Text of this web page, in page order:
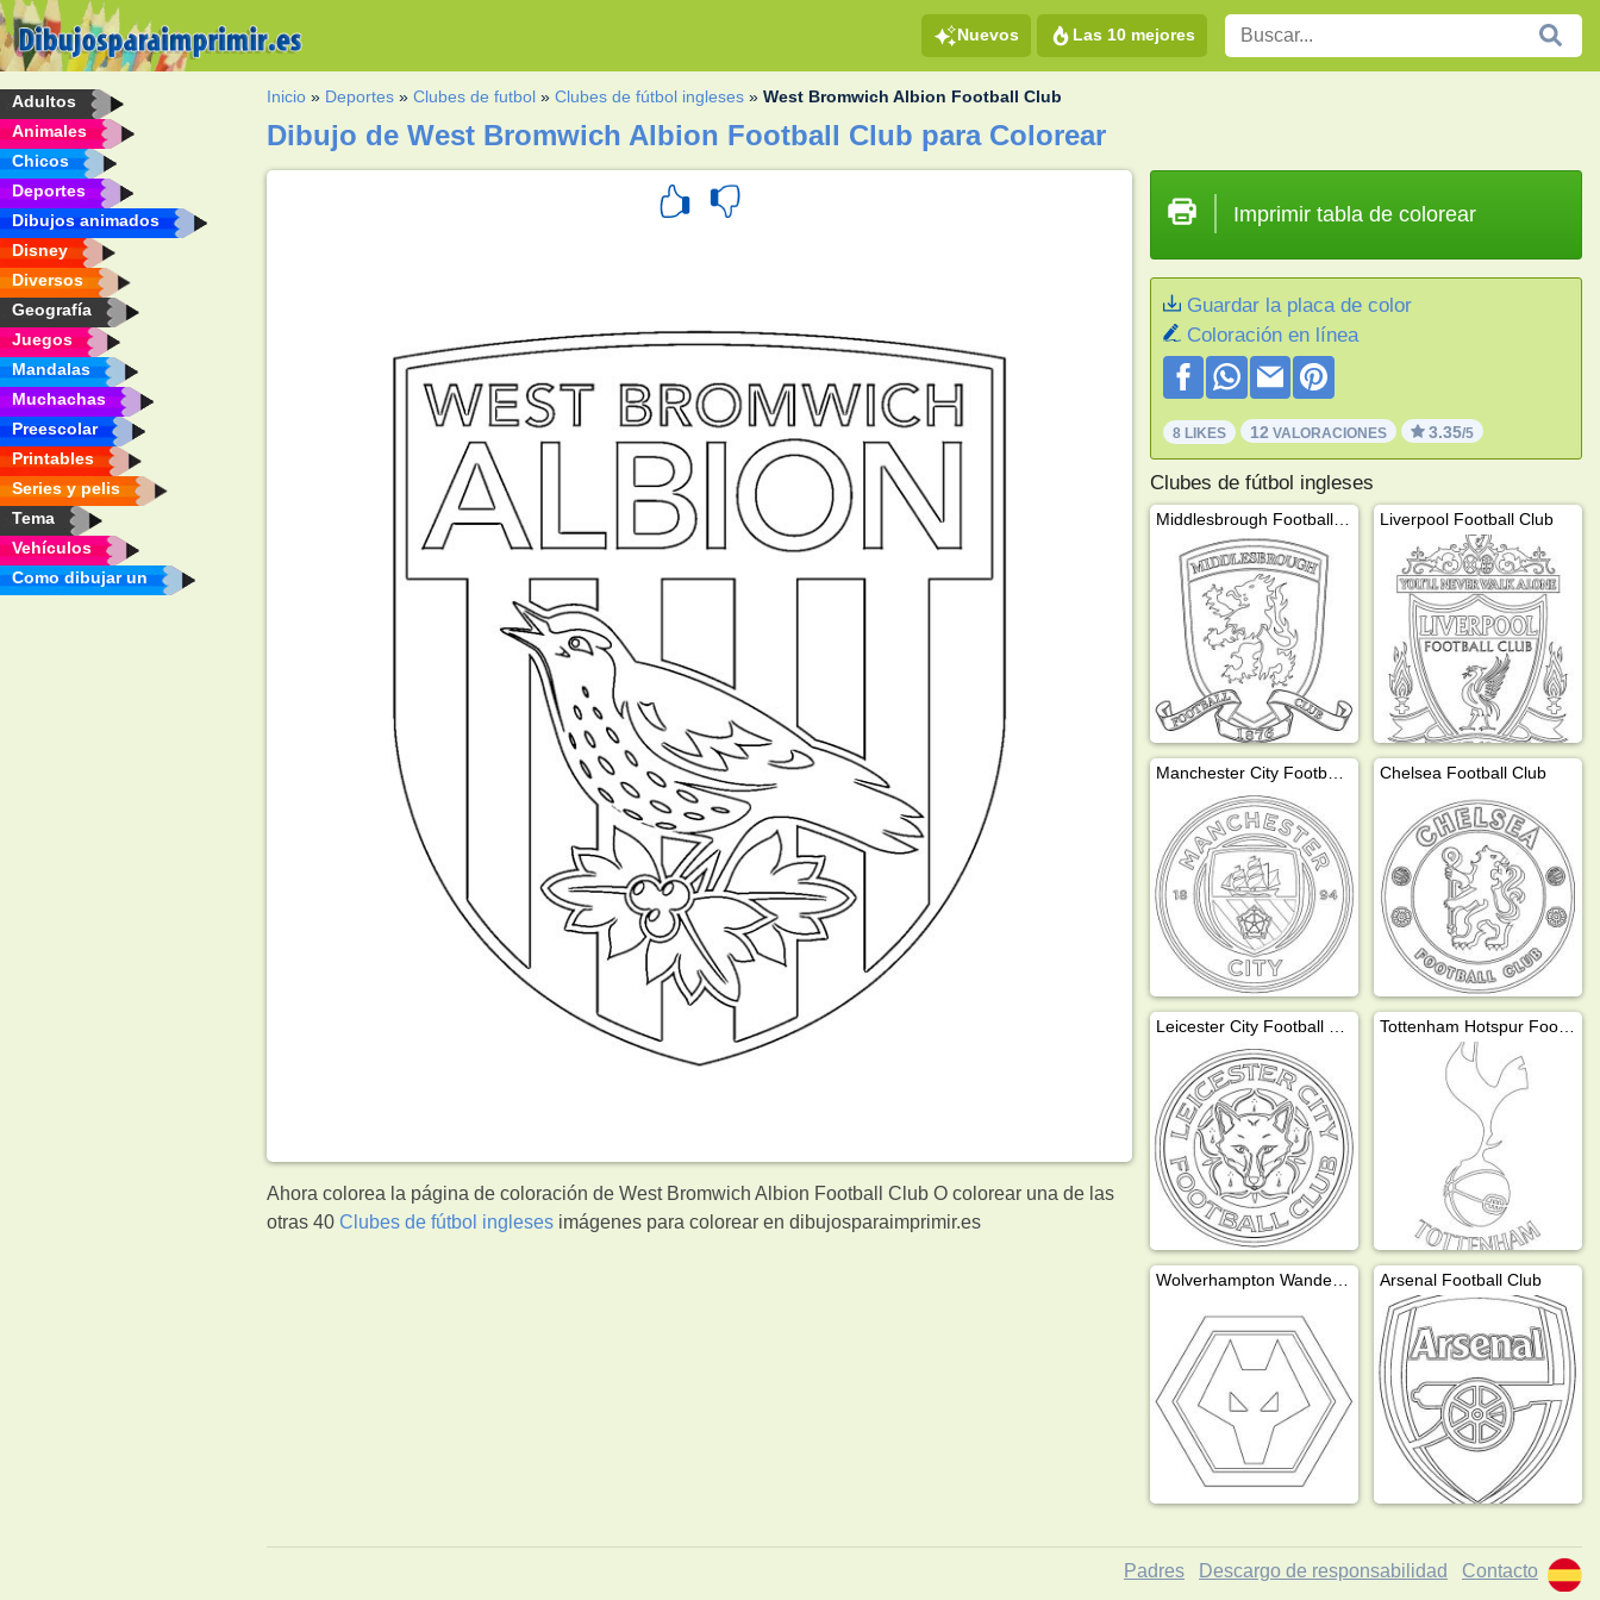
Nuevos Las 10 mejores
Adultos
Animales
Chicos
Deportes
Dibujos animados
Disney
Diversos
Geografía
Juegos
Mandalas
Muchachas
Preescolar
Printables
Series y pelis
Tema
Vehículos
Como dibujar un
Inicio » Deportes »Clubes de futbol »Clubes de fútbol ingleses »West Bromwich Albion Football Club
Dibujo de West Bromwich Albion Football Club para Colorear
Ahora colorea la página de coloración de West Bromwich Albion Football Club O colorear una de las
otras 40Clubes de fútbol ingleses imágenes para colorear en dibujosparaimprimir.es
Imprimir tabla de colorear
Guardar la placa de color
Coloración en línea
8 LIKES 12 VALORACIONES 3.35/5
Clubes de fútbol ingleses
Middlesbrough Football Club Liverpool Football Club
Manchester City Football Club Chelsea Football Club
Tottenham Hotspur Football Club
Wolverhampton Wanderers Football Club Arsenal Football Club
Padres Descargo de responsabilidad Contacto